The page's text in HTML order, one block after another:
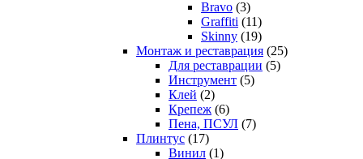
Bravo (3)
Graffiti (11)
Skinny (19)
Монтаж и реставрация (25)
Для реставрации (5)
Инструмент (5)
Клей (2)
Крепеж (6)
Пена, ПСУЛ (7)
Плинтус (17)
Винил (1)